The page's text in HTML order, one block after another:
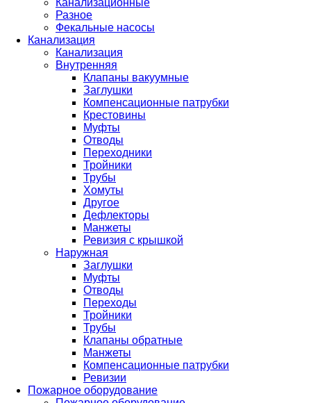
Канализационные
Разное
Фекальные насосы
Канализация
Канализация
Внутренняя
Клапаны вакуумные
Заглушки
Компенсационные патрубки
Крестовины
Муфты
Отводы
Переходники
Тройники
Трубы
Хомуты
Другое
Дефлекторы
Манжеты
Ревизия с крышкой
Наружная
Заглушки
Муфты
Отводы
Переходы
Тройники
Трубы
Клапаны обратные
Манжеты
Компенсационные патрубки
Ревизии
Пожарное оборудование